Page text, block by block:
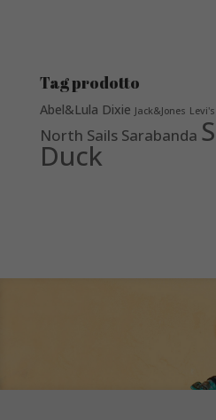
Tag prodotto
Abel&Lula Dixie Jack&Jones Levi's
North Sails Sarabanda
Duck